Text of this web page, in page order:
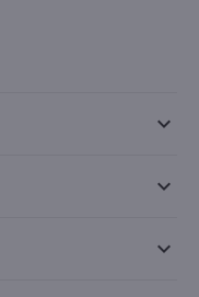
keyboard_arrow_down
keyboard_arrow_down
keyboard_arrow_down